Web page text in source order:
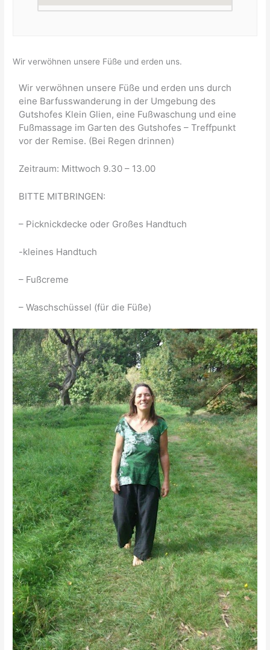
Wir verwöhnen unsere Füße und erden uns.
Wir verwöhnen unsere Füße und erden uns durch
eine Barfusswanderung in der Umgebung des
Gutshofes Klein Glien, eine Fußwaschung und eine
Fußmassage im Garten des Gutshofes – Treffpunkt
vor der Remise. (Bei Regen drinnen)
Zeitraum: Mittwoch 9.30 – 13.00
BITTE MITBRINGEN:
– Picknickdecke oder Großes Handtuch
-kleines Handtuch
– Fußcreme
– Waschschüssel (für die Füße)